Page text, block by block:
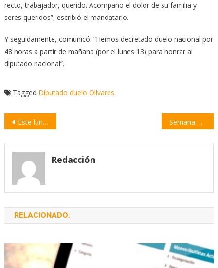
recto, trabajador, querido. Acompaño el dolor de su familia y
seres queridos”, escribió el mandatario.
Y seguidamente, comunicó: “Hemos decretado duelo nacional por
48 horas a partir de mañana (por el lunes 13) para honrar al
diputado nacional”.
Tagged Diputado duelo Olivares
Navegación
entradas
Este lunes comienza una nueva edición del Hot Sale Semana del Arte: una variada oferta en espacios culturales, escuelas y bares de la ciudad
Redacción
RELACIONADO: